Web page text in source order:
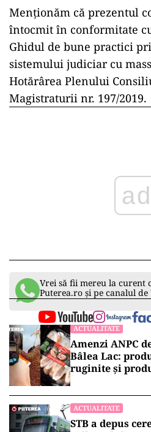
Menționăm că prezentul
întocmit în conformitate
Ghidul de bune practici
sistemului judiciar cu
Hotărârea Plenului
Magistraturii nr. 197/2019.
ad
Vrei să fii mereu la curent
Puterea.ro și pe canalul
ACTUALITATE
Amenzi ANPC
Bâlea Lac:
ruginite și
ACTUALITATE
STB a depus